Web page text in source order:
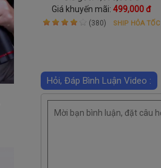
dàng
Giá khuyến mãi:499,000 đ
(380) SHIP HỎA TỐC
Hỏi, Đáp Bình Luận Video :